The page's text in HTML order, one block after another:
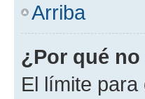
Arriba
¿Por qué
El límite